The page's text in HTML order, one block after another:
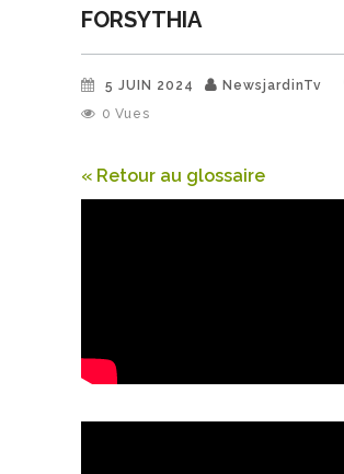
FORSYTHIA
5 JUIN 2024 NewsjardinTv
0 Vues
« Retour au glossaire